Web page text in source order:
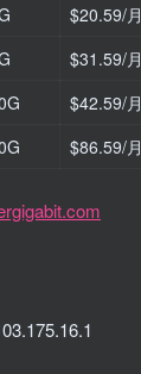
$20.59/月
$31.59/月
$42.59/月
$86.59/月